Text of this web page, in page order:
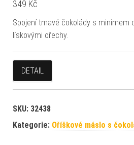
349 Kč
Spojení tmavé čokolády s minimem
lískovými ořechy.
DETAIL
SKU: 32438
Kategorie: Oříškové máslo s